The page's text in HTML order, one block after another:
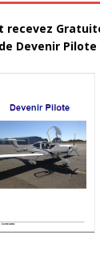
recevez
Devenir Pilote